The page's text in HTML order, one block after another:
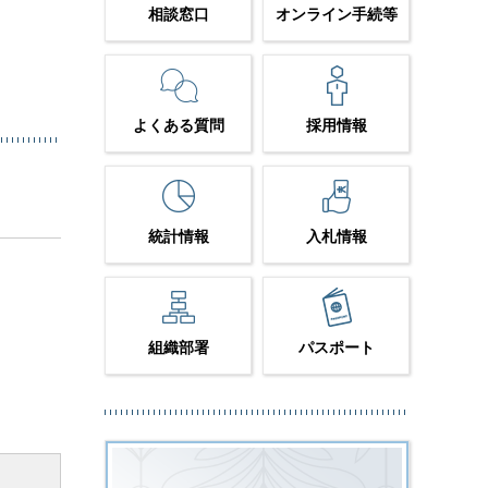
相談窓口 オンライン手続等
よくある質問 採用情報
統計情報 入札情報
組織部署 パスポート